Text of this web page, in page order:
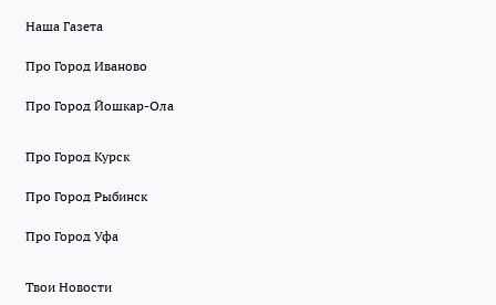
Наша Газета
Про Город Иваново
Про Город Йошкар-Ола
Про Город Курск
Про Город Рыбинск
Про Город Уфа
Твои Новости